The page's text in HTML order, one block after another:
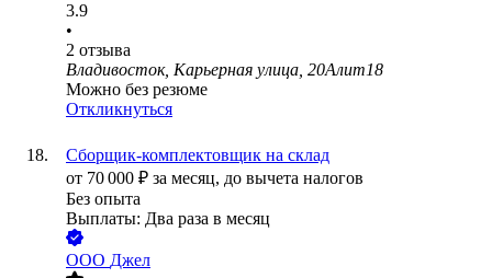
3.9
•
2 отзыва
Владивосток, Карьерная улица, 20Алит18
Можно без резюме
Откликнуться
Сборщик-комплектовщик на склад
от 70 000 ₽ за месяц, до вычета налогов
Без опыта
Выплаты: Два раза в месяц
ООО Джел